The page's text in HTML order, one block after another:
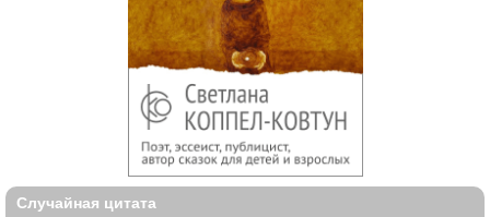
Случайная цитата